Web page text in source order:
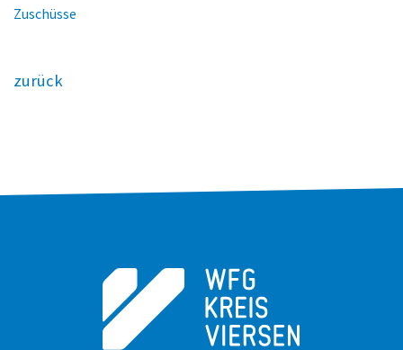
Zuschüsse
zurück